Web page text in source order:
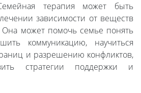
терапия может быть
зависимости от веществ
может помочь семье понять
коммуникацию, научиться
и разрешению конфликтов,
стратегии поддержки и